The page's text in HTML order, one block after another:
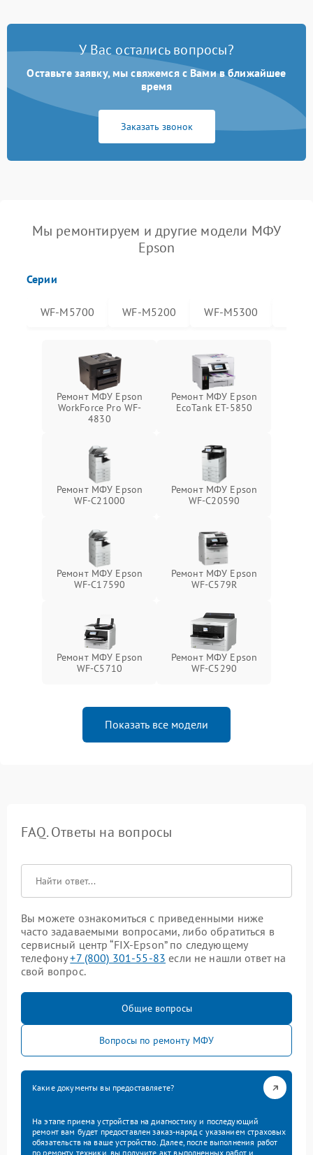
У Вас остались вопросы?
Оставьте заявку, мы свяжемся с Вами в ближайшее
время
Заказать звонок
Мы ремонтируем и другие модели МФУ
Epson
Серии
WF-M5700 WF-M5200 WF-M5300
Ремонт МФУ Epson
WorkForce Pro WF-
4830
Ремонт МФУ Epson
EcoTank ET-5850
Ремонт МФУ Epson
WF-C21000
Ремонт МФУ Epson
WF-C20590
Ремонт МФУ Epson
WF-C17590
Ремонт МФУ Epson
WF-C579R
Ремонт МФУ Epson
WF-C5710
Ремонт МФУ Epson
WF-C5290
Показать все модели
FAQ. Ответы на вопросы
Вы можете ознакомиться с приведенными ниже
часто задаваемыми вопросами, либо обратиться в
сервисный центр “FIX-Epson” по следующему
телефону+7 (800) 301-55-83 если не нашли ответ на
свой вопрос.
Общие вопросы
Вопросы по ремонту МФУ
Какие документы вы предоставляете?
На этапе приема устройства на диагностику и последующий
ремонт вам будет предоставлен заказ-наряд с указанием страховых
обязательств на ваше устройство. Далее, после выполнения работ
по ремонту техники, вы получите акт выполненных работ и